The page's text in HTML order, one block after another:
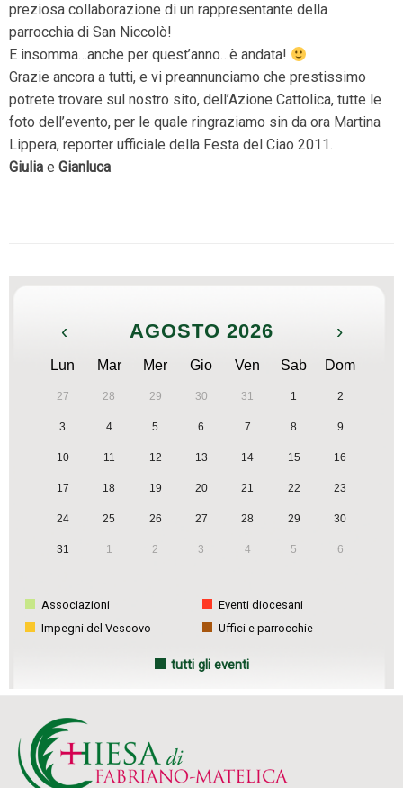
preziosa collaborazione di un rappresentante della
parrocchia di San Niccolò!
E insomma…anche per quest’anno…è andata!
Grazie ancora a tutti, e vi preannunciamo che prestissimo
potrete trovare sul nostro sito, dell’Azione Cattolica, tutte le
foto dell’evento, per le quale ringraziamo sin da ora Martina
Lippera, reporter ufficiale della Festa del Ciao 2011.
Giulia e Gianluca
‹ AGOSTO 2026 ›
Lun Mar Mer Gio Ven Sab Dom
27 28 29 30 31 1 2
3 4 5 6 7 8 9
10 11 12 13 14 15 16
17 18 19 20 21 22 23
24 25 26 27 28 29 30
31 1 2 3 4 5 6
Associazioni
Eventi diocesani
Impegni del Vescovo
Uffici e parrocchie
tutti gli eventi